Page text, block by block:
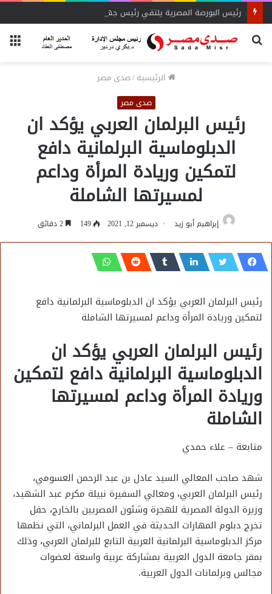
رئيس البورصة المصرية يلتقي رئيس جهاز التمثيل التجاري
بحث
الرئيسية/صدى مصر
صدى مصر
رئيس البرلمان العربي يؤكد ان
الدبلوماسية البرلمانية دافع
لتمكين وريادة المرأة وداعم
لمسيرتها الشاملة
إبراهيم أبو زيد ديسمبر 12, 2021 149 2 دقائق
رئيس البرلمان العربي يؤكد ان الدبلوماسية البرلمانية دافع
لتمكين وريادة المرأة وداعم لمسيرتها الشاملة
رئيس البرلمان العربي يؤكد ان
الدبلوماسية البرلمانية دافع لتمكين
وريادة المرأة وداعم لمسيرتها
الشاملة
متابعة – علاء حمدي
شهد صاحب المعالي السيد عادل بن عبد الرحمن العسومي،
رئيس البرلمان العربي، ومعالي السفيرة نبيلة مكرم عبد الشهيد،
وزيرة الدولة المصرية للهجرة وشئون المصريين بالخارج، حفل
تخرج دبلوم المهارات الحديثة في العمل البرلماني، التي نظمها
مركز الدبلوماسية البرلمانية العربية التابع للبرلمان العربي، وذلك
بمقر جامعة الدول العربية بمشاركة عربية واسعة لعضوات
مجالس وبرلمانات الدول العربية.